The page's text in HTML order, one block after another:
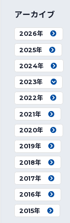
アーカイブ
2026年
2025年
2024年
2023年
2022年
2021年
2020年
2019年
2018年
2017年
2016年
2015年